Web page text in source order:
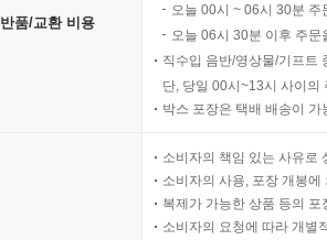
반품/교환 비용
오늘 00시 ~ 06시 30분
오늘 06시 30분 이후 주
직수입 음반/영상물/기프트
단, 당일 00시~13시 사이의
박스 포장은 택배 배송이
소비자의 책임 있는 사유로
소비자의 사용, 포장 개봉
복제가 가능한 상품 등의
소비자의 요청에 따라 개별